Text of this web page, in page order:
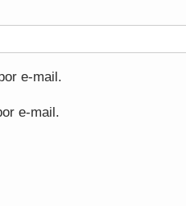
e-mail.
e-mail.